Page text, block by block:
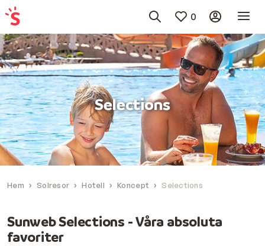
0
Selections
Hem Solresor Hotell Koncept Selections
Sunweb Selections - Våra absoluta
favoriter